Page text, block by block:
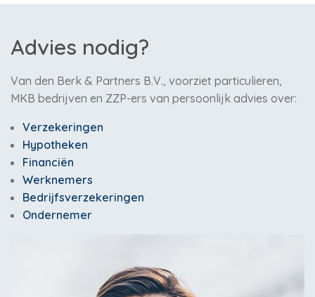
Advies nodig?
Van den Berk & Partners B.V., voorziet particulieren,
MKB bedrijven en ZZP-ers van persoonlijk advies over:
Verzekeringen
Hypotheken
Financiën
Werknemers
Bedrijfsverzekeringen
Ondernemer